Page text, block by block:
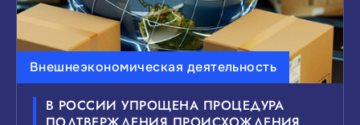
Внешнеэкономическая деятельность
В РОССИИ УПРОЩЕНА ПРОЦЕДУРА